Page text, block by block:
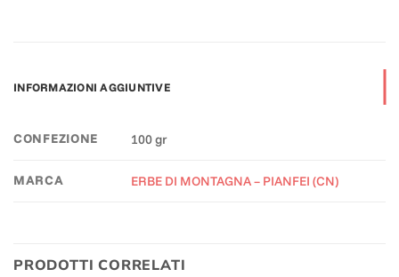
INFORMAZIONI AGGIUNTIVE
CONFEZIONE 100 gr
MARCA ERBE DI MONTAGNA – PIANFEI (CN)
PRODOTTI CORRELATI